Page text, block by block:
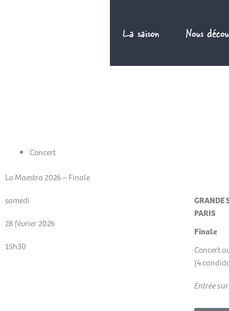
La saison Nous
Concert
La Maestra 2026 – Finale
samedi
28 février 2026
15h30
GRANDE
PARIS
Finale
Concert
(4
Entrée